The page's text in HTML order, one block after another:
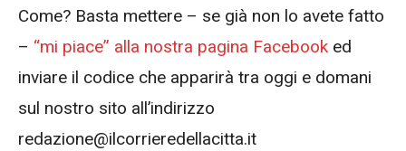
Come? Basta mettere – se già non lo avete fatto
– “mi piace” alla nostra pagina Facebook ed
inviare il codice che apparirà tra oggi e domani
sul nostro sito all’indirizzo
redazione@ilcorrieredellacitta.it